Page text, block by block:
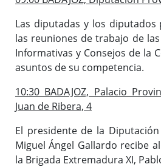
Las diputadas y los
las reuniones de trabajo de
Informativas y Consejos de la
asuntos de su competencia.
10:30 BADAJOZ, Palacio
Juan de Ribera, 4
El presidente de la
Miguel Ángel Gallardo recibe
la Brigada Extremadura XI,